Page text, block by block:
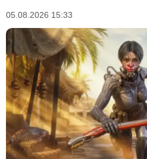
05.08.2026 15:33